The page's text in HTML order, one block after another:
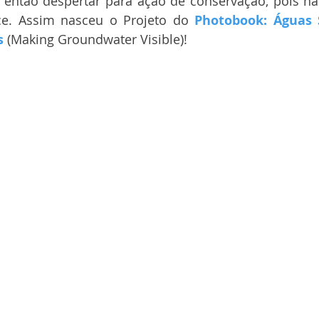
Assim nasceu o Projeto do Photobook: Águas
(Making Groundwater Visible)!